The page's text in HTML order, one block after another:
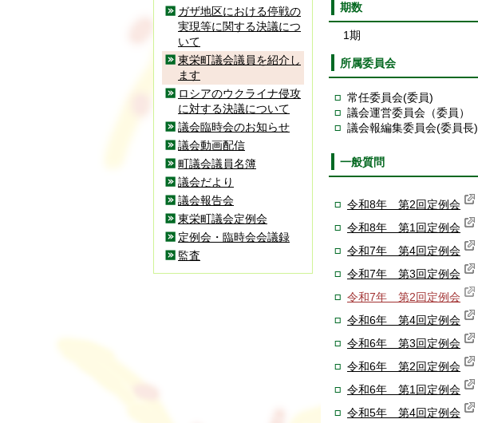
ガザ地区における停戦の
実現等に関する決議につ
いて
東栄町議会議員を紹介し
ます
ロシアのウクライナ侵攻
に対する決議について
議会臨時会のお知らせ
議会動画配信
町議会議員名簿
議会だより
議会報告会
東栄町議会定例会
定例会・臨時会会議録
監査
期数
1期
所属委員会
常任委員会(委員)
議会運営委員会（委員）
議会報編集委員会(委員長)
一般質問
令和8年 第2回定例会
令和8年 第1回定例会
令和7年 第4回定例会
令和7年 第3回定例会
令和7年 第2回定例会
令和6年 第4回定例会
令和6年 第3回定例会
令和6年 第2回定例会
令和6年 第1回定例会
令和5年 第4回定例会